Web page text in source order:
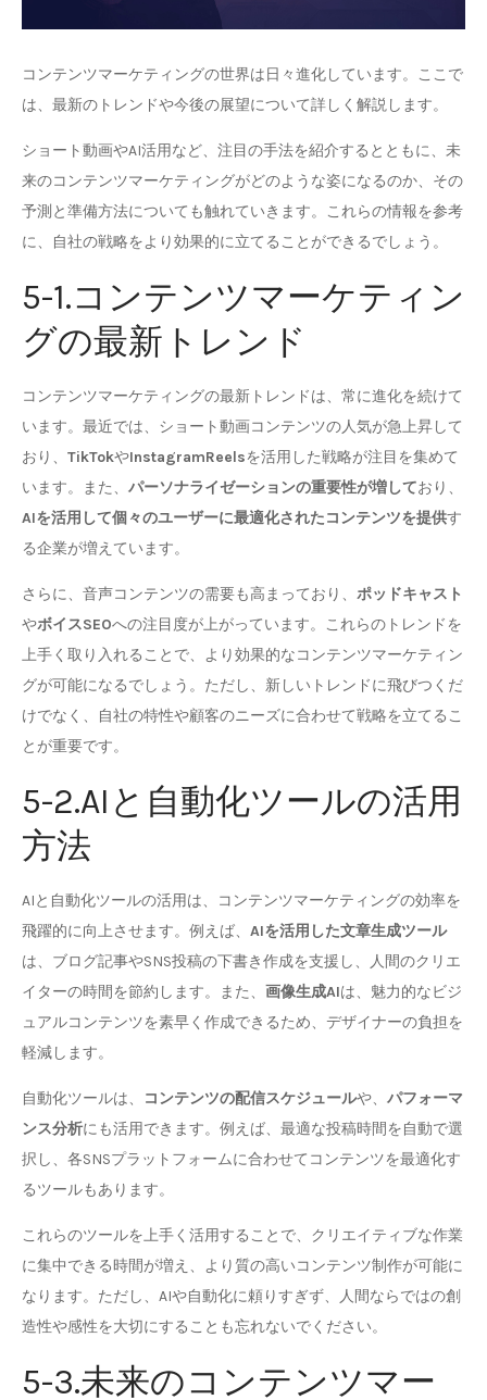
コンテンツマーケティングの世界は日々進化しています。ここで
は、最新のトレンドや今後の展望について詳しく解説します。
ショート動画やAI活用など、注目の手法を紹介するとともに、未
来のコンテンツマーケティングがどのような姿になるのか、その
予測と準備方法についても触れていきます。これらの情報を参考
に、自社の戦略をより効果的に立てることができるでしょう。
5-1.コンテンツマーケティン
グの最新トレンド
コンテンツマーケティングの最新トレンドは、常に進化を続けて
います。最近では、ショート動画コンテンツの人気が急上昇して
おり、 TikTokやInstagramReelsを活用した戦略が注目を集めて
います。また、 パーソナライゼーションの重要性が増しており、
AIを活用して個々のユーザーに最適化されたコンテンツを提供す
る企業が増えています。
さらに、音声コンテンツの需要も高まっており、 ポッドキャスト
やボイスSEOへの注目度が上がっています。これらのトレンドを
上手く取り入れることで、より効果的なコンテンツマーケティン
グが可能になるでしょう。ただし、新しいトレンドに飛びつくだ
けでなく、自社の特性や顧客のニーズに合わせて戦略を立てるこ
とが重要です。
5-2.AIと自動化ツールの活用
方法
AIと自動化ツールの活用は、コンテンツマーケティングの効率を
飛躍的に向上させます。例えば、 AIを活用した文章生成ツール
は、ブログ記事やSNS投稿の下書き作成を支援し、人間のクリエ
イターの時間を節約します。また、 画像生成AIは、魅力的なビジ
ュアルコンテンツを素早く作成できるため、デザイナーの負担を
軽減します。
自動化ツールは、 コンテンツの配信スケジュールや、 パフォーマ
ンス分析にも活用できます。例えば、最適な投稿時間を自動で選
択し、各SNSプラットフォームに合わせてコンテンツを最適化す
るツールもあります。
これらのツールを上手く活用することで、クリエイティブな作業
に集中できる時間が増え、より質の高いコンテンツ制作が可能に
なります。ただし、AIや自動化に頼りすぎず、人間ならではの創
造性や感性を大切にすることも忘れないでください。
5-3.未来のコンテンツマー